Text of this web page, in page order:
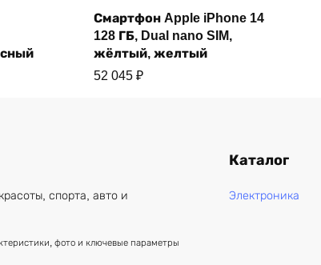
Купить
Смартфон Apple iPhone 14
128 ГБ, Dual nano SIM,
жёлтый, желтый
52 045 ₽
спорта, авто и
фото и ключевые параметры
Каталог
Электроника